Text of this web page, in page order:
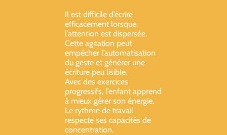
Il est difficile d’écrire
efficacement lorsque
l’attention est dispersée.
Cette agitation peut
empêcher l’automatisation
du geste et générer une
écriture peu lisible.
Avec des exercices
progressifs, l’enfant apprend
à mieux gérer son énergie.
Le rythme de travail
respecte ses capacités de
concentration.